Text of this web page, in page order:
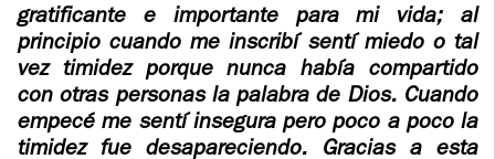
ADOLESCENTES
TOV NIÑOS
CURSO
MATRIMONIAL
HOMENAJE
PADRE
IGNACIO
LARRAÑAGA
gratificante e importante para mi vida; al
principio cuando me inscribí sentí miedo o tal
vez timidez porque nunca había compartido
con otras personas la palabra de Dios. Cuando
empecé me sentí insegura pero poco a poco la
timidez fue desapareciendo. Gracias a esta